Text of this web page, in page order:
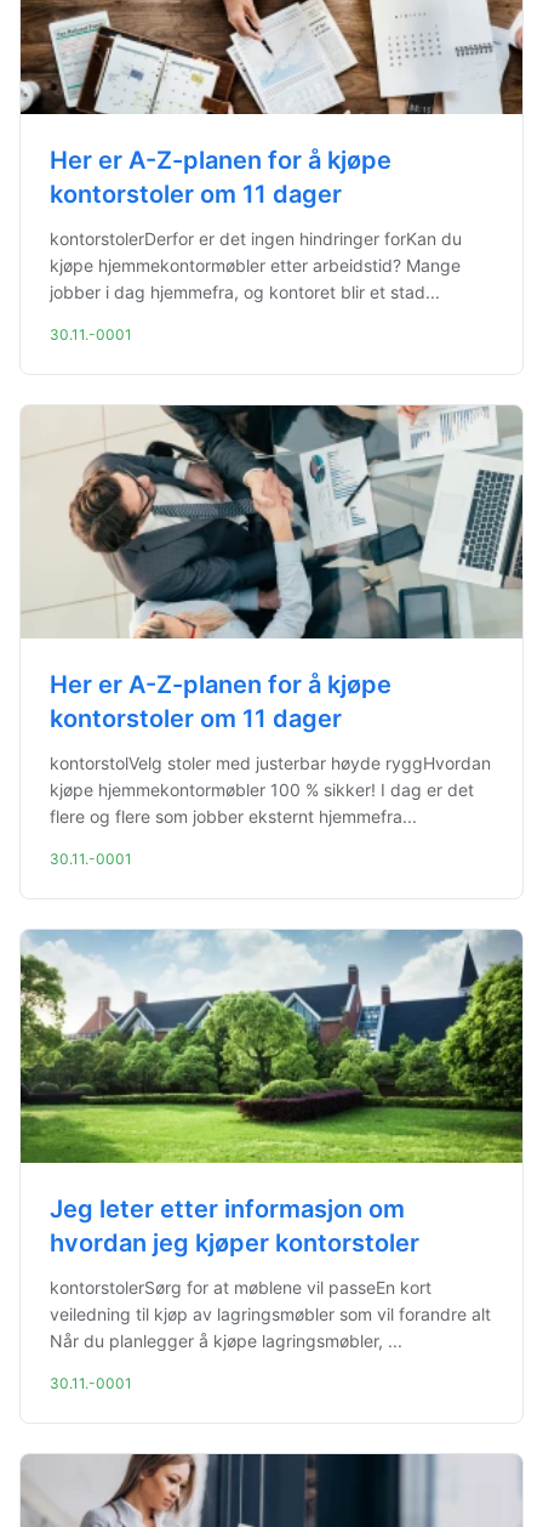
Her er A-Z-planen for å kjøpe
kontorstoler om 11 dager
kontorstolerDerfor er det ingen hindringer forKan du
kjøpe hjemmekontormøbler etter arbeidstid? Mange
jobber i dag hjemmefra, og kontoret blir et stad...
30.11.-0001
Her er A-Z-planen for å kjøpe
kontorstoler om 11 dager
kontorstolVelg stoler med justerbar høyde ryggHvordan
kjøpe hjemmekontormøbler 100 % sikker! I dag er det
flere og flere som jobber eksternt hjemmefra...
30.11.-0001
Jeg leter etter informasjon om
hvordan jeg kjøper kontorstoler
kontorstolerSørg for at møblene vil passeEn kort
veiledning til kjøp av lagringsmøbler som vil forandre alt
Når du planlegger å kjøpe lagringsmøbler, ...
30.11.-0001